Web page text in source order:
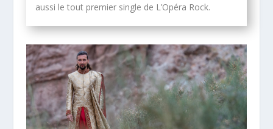
aussi le tout premier single de L’Opéra Rock.